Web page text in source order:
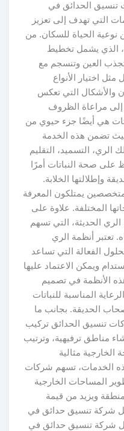
تنسيق الحدائق في
التي تهدف إلى تعزيز
الحياة للسكان. من
الذي يشمل تخطيط
تجذب العين وتنسجم مع
مثل اختيار الأنواع
والأشكال التي تعكس
إلى مراعاة الظروف
هي أيضًا جزء حيوي من
تضمن هذه الخدمة
الري، التسميد، التقليم
على صحة النباتات أمرًا
وإطلالتها الخلابة.
متخصصين يمتلكون المعرفة
المختلفة. علاوة على
الحديثة، التي تسهم
تعتبر أنظمة الري
الفعالة التي تساعد
ويمكن الاعتماد عليها
الأنظمة في تصميم
المناسبة للنباتات
الحديقة. بجانب ما
تنسيق الحدائق تركيب
مناطق ترفيهية، وترتيب
الخارجية مثالية
الخدمات، تسهم شركات
المساحات الخارجية
ويزيد من قيمة
شركة تنسيق حدائق في
شركة تنسيق حدائق في